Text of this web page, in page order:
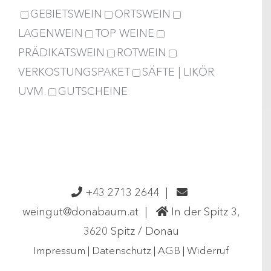
GEBIETSWEIN
ORTSWEIN
LAGENWEIN
TOP WEINE
PRÄDIKATSWEIN
ROTWEIN
VERKOSTUNGSPAKET
SÄFTE | LIKÖR
UVM.
GUTSCHEINE
+43 2713 2644
weingut@donabaum.at
In der Spitz 3,
3620 Spitz / Donau
Impressum | Datenschutz | AGB | Widerruf